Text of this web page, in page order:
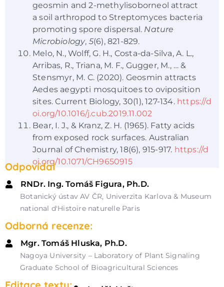
geosmin and 2-methylisoborneol attract
a soil arthropod to Streptomyces bacteria
promoting spore dispersal. Nature
Microbiology, 5(6), 821-829.
Melo, N., Wolff, G. H., Costa-da-Silva, A. L.,
Arribas, R., Triana, M. F., Gugger, M., … &
Stensmyr, M. C. (2020). Geosmin attracts
Aedes aegypti mosquitoes to oviposition
sites. Current Biology, 30(1), 127-134. https://d
oi.org/10.1016/j.cub.2019.11.002
Bear, I. J., & Kranz, Z. H. (1965). Fatty acids
from exposed rock surfaces. Australian
Journal of Chemistry, 18(6), 915-917. https://d
oi.org/10.1071/CH9650915
Odpovídal
RNDr. Ing. Tomáš Figura, Ph.D.
Botanický ústav AV ČR, Univerzita Karlova & Museum
national d'Histoire naturelle Paris
Odborná recenze:
Mgr. Tomáš Hluska, Ph.D.
Nagoya University – Laboratory of Plant Signaling
Graduate School of Bioagricultural Sciences